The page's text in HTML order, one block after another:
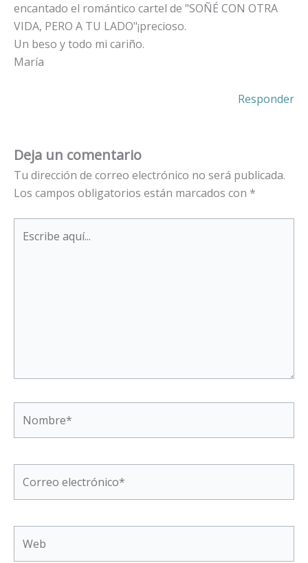
encantado el romántico cartel de "SOÑÉ CON OTRA
VIDA, PERO A TU LADO"¡precioso.
Un beso y todo mi cariño.
María
Responder
Deja un comentario
Tu dirección de correo electrónico no será publicada.
Los campos obligatorios están marcados con *
aquí...
electrónico*